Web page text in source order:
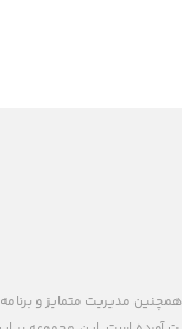
در فروش و همچنین مدیریت